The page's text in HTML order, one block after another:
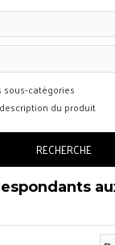
sous-catégories
du produit
RECHERCHE